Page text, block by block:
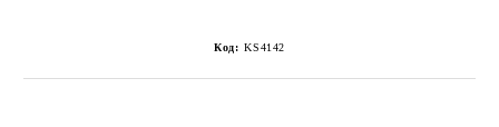
Код: KS4142